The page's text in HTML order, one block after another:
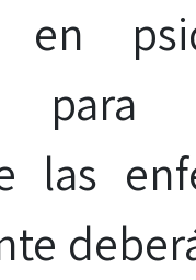
en
las